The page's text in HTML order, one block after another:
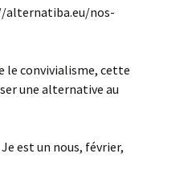
alternatiba.eu/nos-
le convivialisme, cette
une alternative au
est un nous, février,